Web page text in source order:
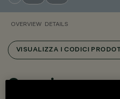
OVERVIEW DETAILS
VISUALIZZA I CODICI
Overview